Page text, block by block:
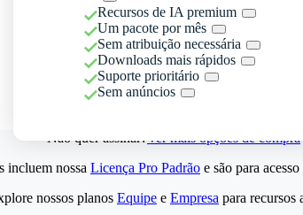
Recursos de IA premium
Um pacote por mês
Sem atribuição necessária
Downloads mais rápidos
Suporte prioritário
Sem anúncios
Não quer assinar?Ver mais opções de compra
incluem nossa Licença Pro Padrão e são para
nossos planos Equipe e Empresa para recursos